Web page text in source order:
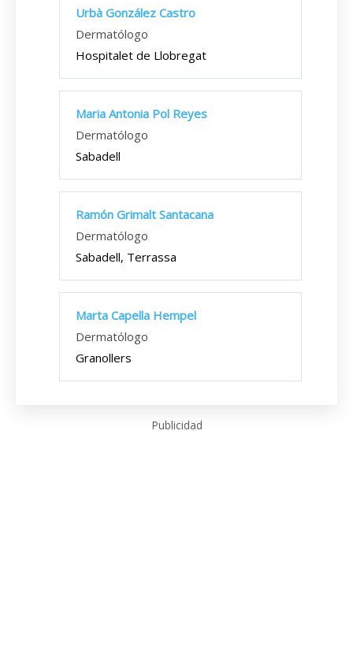
Urbà González Castro
Dermatólogo
Hospitalet de Llobregat
Maria Antonia Pol Reyes
Dermatólogo
Sabadell
Ramón Grimalt Santacana
Dermatólogo
Sabadell, Terrassa
Marta Capella Hempel
Dermatólogo
Granollers
Publicidad